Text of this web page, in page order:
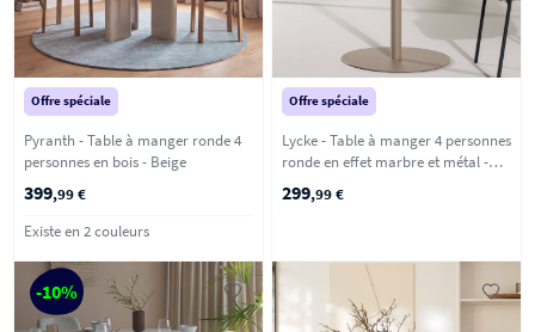
Offre spéciale
Pyranth - Table à manger ronde 4
personnes en bois - Beige
399,99 €
Existe en 2 couleurs
Offre spéciale
Lycke - Table à manger 4 personnes
ronde en effet marbre et métal -
Beige
299,99 €
-10%